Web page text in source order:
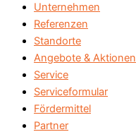
Unternehmen
Referenzen
Standorte
Angebote & Aktionen
Service
Serviceformular
Fördermittel
Partner